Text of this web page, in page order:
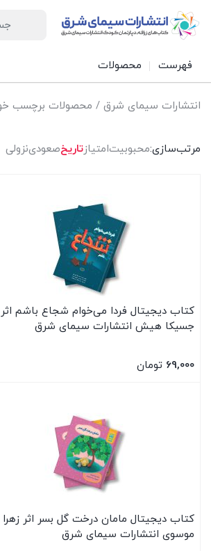
فهرست محصولات
انتشارات سیمای شرق / محصولات برچسب
مرتب‌سازی:محبوبیتامتیازتاریخصعودینزولی
کتاب دیجیتال فردا می‌خوام شجاع باشم اثر
جسیکا هیش انتشارات سیمای شرق
69,000 تومان
کتاب دیجیتال مامان درخت گل بسر اثر زهرا
موسوی انتشارات سیمای شرق